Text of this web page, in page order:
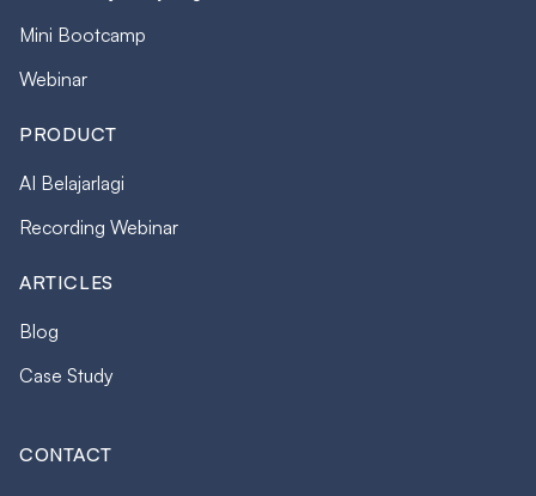
Mini Bootcamp
Webinar
PRODUCT
AI Belajarlagi
Recording Webinar
ARTICLES
Blog
Case Study
CONTACT